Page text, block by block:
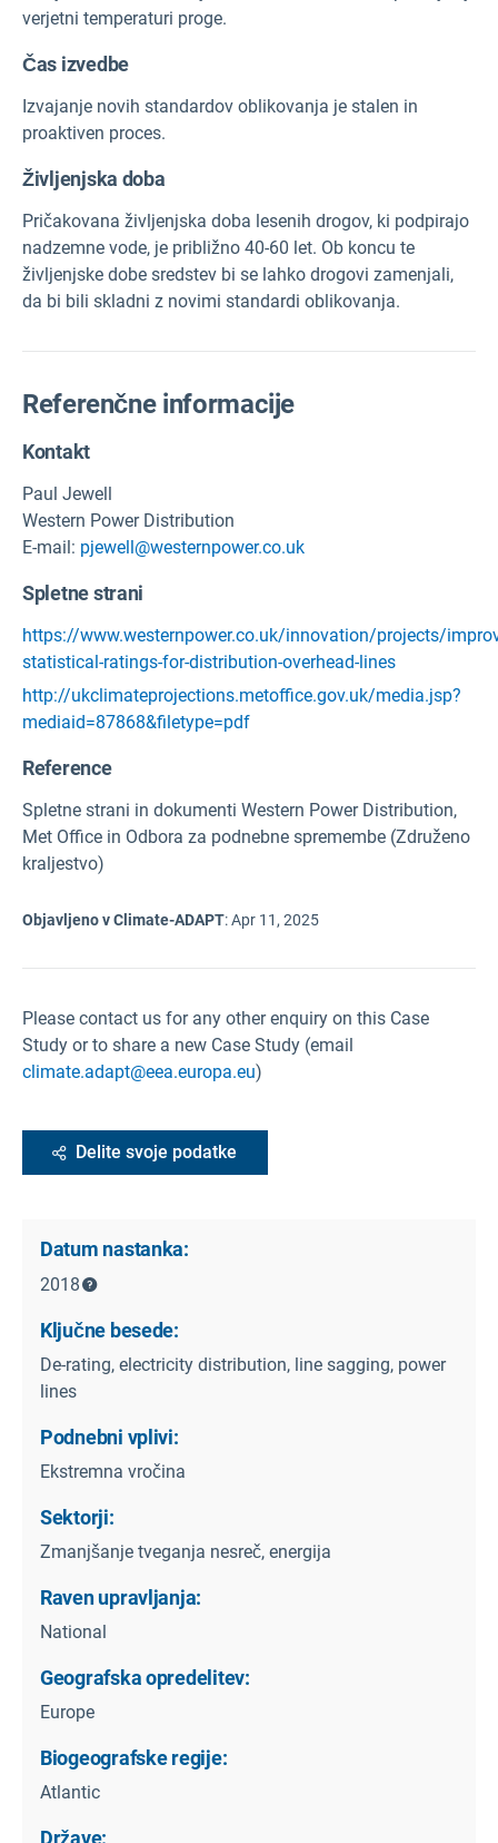
verjetni temperaturi proge.
Čas izvedbe
Izvajanje novih standardov oblikovanja je stalen in
proaktiven proces.
Življenjska doba
Pričakovana življenjska doba lesenih drogov, ki podpirajo
nadzemne vode, je približno 40-60 let. Ob koncu te
življenjske dobe sredstev bi se lahko drogovi zamenjali,
da bi bili skladni z novimi standardi oblikovanja.
Referenčne informacije
Kontakt
Paul Jewell
Western Power Distribution
E-mail: pjewell@westernpower.co.uk
Spletne strani
https://www.westernpower.co.uk/innovation/projects/
statistical-ratings-for-distribution-overhead-lines
http://ukclimateprojections.metoffice.gov.uk/media.jsp?
mediaid=87868&filetype=pdf
Reference
Spletne strani in dokumenti Western Power Distribution,
Met Office in Odbora za podnebne spremembe (Združeno
kraljestvo)
Objavljeno v Climate-ADAPT:Apr 11, 2025
Please contact us for any other enquiry on this Case
Study or to share a new Case Study (email
climate.adapt@eea.europa.eu)
Delite svoje podatke
Datum nastanka:
2018
Ključne besede:
De-rating, electricity distribution, line sagging, power
lines
Podnebni vplivi:
Ekstremna vročina
Sektorji:
Zmanjšanje tveganja nesreč, energija
Raven upravljanja:
National
Geografska opredelitev:
Europe
Biogeografske regije:
Atlantic
Države: